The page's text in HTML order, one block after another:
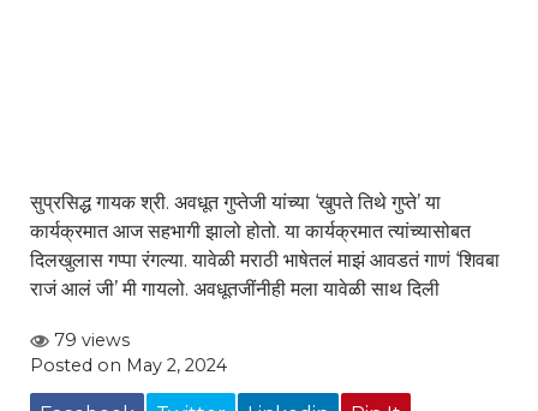
सुप्रसिद्ध गायक श्री. अवधूत गुप्तेजी यांच्या ‘खुपते तिथे गुप्ते’ या
कार्यक्रमात आज सहभागी झालो होतो. या कार्यक्रमात त्यांच्यासोबत
दिलखुलास गप्पा रंगल्या. यावेळी मराठी भाषेतलं माझं आवडतं गाणं ‘शिवबा
राजं आलं जी’ मी गायलो. अवधूतजींनीही मला यावेळी साथ दिली
79 views
Posted on May 2, 2024